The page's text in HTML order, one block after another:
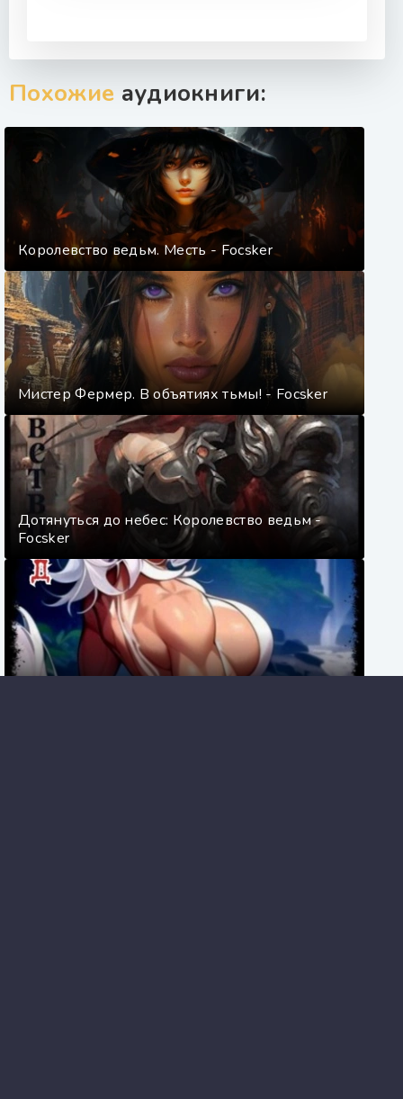
Похожие аудиокниги:
Королевство ведьм. Месть - Focsker
Мистер Фермер. В объятиях тьмы! - Focsker
Дотянуться до небес: Королевство ведьм -
Focsker
Джунгли, Секс и Чипсы! - Focsker